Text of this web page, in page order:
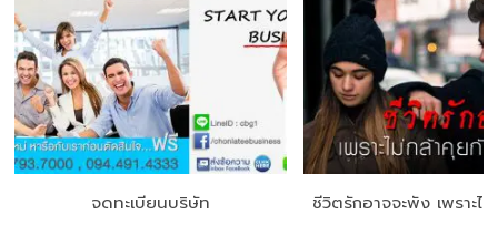
จดทะเบียนบริษัท
ชีวิตรักอาจจะพัง เพราะไ